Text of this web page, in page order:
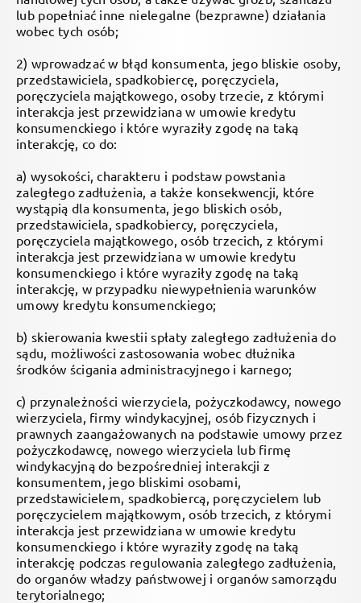
lub popełniać inne nielegalne (bezprawne) działania
wobec tych osób;
2) wprowadzać w błąd konsumenta, jego bliskie osoby,
przedstawiciela, spadkobiercę, poręczyciela,
poręczyciela majątkowego, osoby trzecie, z którymi
interakcja jest przewidziana w umowie kredytu
konsumenckiego i które wyraziły zgodę na taką
interakcję, co do:
a) wysokości, charakteru i podstaw powstania
zaległego zadłużenia, a także konsekwencji, które
wystąpią dla konsumenta, jego bliskich osób,
przedstawiciela, spadkobiercy, poręczyciela,
poręczyciela majątkowego, osób trzecich, z którymi
interakcja jest przewidziana w umowie kredytu
konsumenckiego i które wyraziły zgodę na taką
interakcję, w przypadku niewypełnienia warunków
umowy kredytu konsumenckiego;
b) skierowania kwestii spłaty zaległego zadłużenia do
sądu, możliwości zastosowania wobec dłużnika
środków ścigania administracyjnego i karnego;
c) przynależności wierzyciela, pożyczkodawcy, nowego
wierzyciela, firmy windykacyjnej, osób fizycznych i
prawnych zaangażowanych na podstawie umowy przez
pożyczkodawcę, nowego wierzyciela lub firmę
windykacyjną do bezpośredniej interakcji z
konsumentem, jego bliskimi osobami,
przedstawicielem, spadkobiercą, poręczycielem lub
poręczycielem majątkowym, osób trzecich, z którymi
interakcja jest przewidziana w umowie kredytu
konsumenckiego i które wyraziły zgodę na taką
interakcję podczas regulowania zaległego zadłużenia,
do organów władzy państwowej i organów samorządu
terytorialnego;